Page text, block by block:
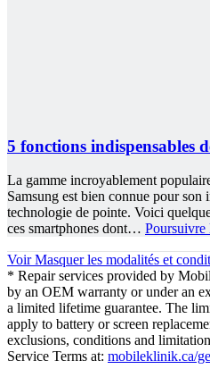
5 fonctions indispensables
La gamme incroyablement
Samsung est bien connue pour son
technologie de pointe. Voici
ces smartphones dont… Poursuivre
Voir Masquerles modalités et
* Repair services provided by
by an OEM warranty or under an
a limited lifetime guarantee. The
apply to battery or screen
exclusions, conditions and
Service Terms at: mobileklinik.ca/